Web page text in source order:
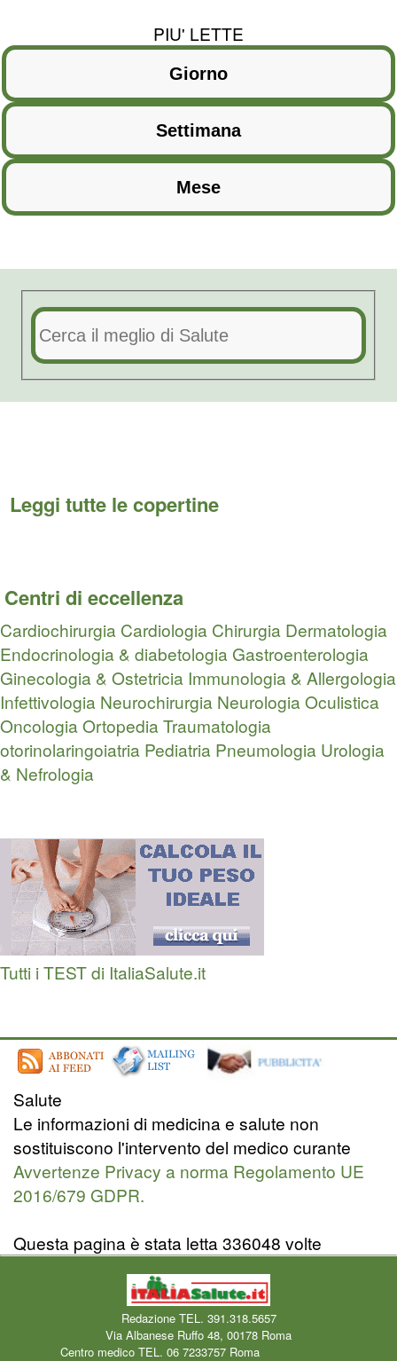
PIU' LETTE
Leggi tutte le copertine
Centri di eccellenza
Cardiochirurgia Cardiologia Chirurgia Dermatologia
Endocrinologia & diabetologia Gastroenterologia
Ginecologia & Ostetricia Immunologia & Allergologia
Infettivologia Neurochirurgia NeurologiaOculistica
OncologiaOrtopedia Traumatologia
otorinolaringoiatria Pediatria Pneumologia Urologia
& Nefrologia
Tutti i TEST di ItaliaSalute.it
Salute
Le informazioni di medicina e salute non
sostituiscono l'intervento del medico curante
Avvertenze Privacy a norma Regolamento UE
2016/679 GDPR.
Questa pagina è stata letta 336048 volte
Redazione TEL. 391.318.5657
Via Albanese Ruffo 48, 00178 Roma
Centro medico TEL. 06 7233757 Roma